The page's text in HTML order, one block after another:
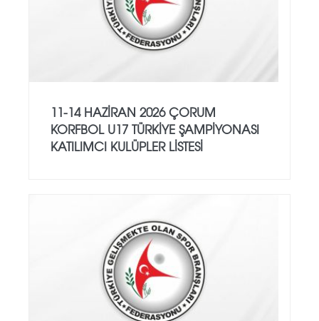
11-14 HAZİRAN 2026 ÇORUM
KORFBOL U17 TÜRKİYE ŞAMPİYONASI
KATILIMCI KULÜPLER LİSTESİ